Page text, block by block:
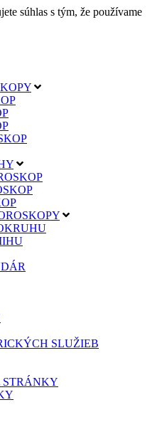
súhlas s tým, že používame
SLUŽIEB
STRÁNKY